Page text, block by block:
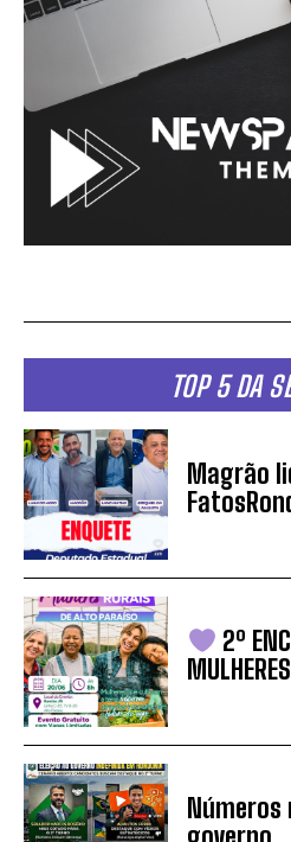
TOP 5 DA
Magrão
2º